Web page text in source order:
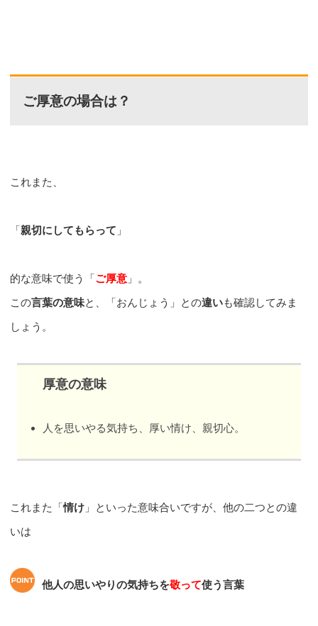
ご厚意の場合は？
これまた、
「親切にしてもらって 」
的な意味で使う「ご厚意 」。
この言葉の意味と、「おんじょう」との違いも確認してみま
しょう。
厚意の意味
人を思いやる気持ち、厚い情け、親切心。
これまた「情け 」といった意味合いですが、他の二つとの違
いは
他人の思いやりの気持ちを敬って使う言葉